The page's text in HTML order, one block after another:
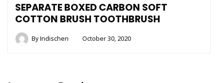
SEPARATE BOXED CARBON SOFT
COTTON BRUSH TOOTHBRUSH
ByIndischen October 30, 2020